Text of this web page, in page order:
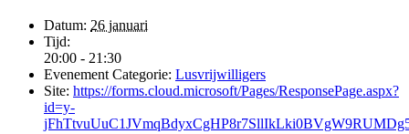
Datum: 26 januari
Tijd:
20:00 - 21:30
Evenement Categorie: Lusvrijwilligers
Site: https://forms.cloud.microsoft/Pages/ResponsePage.aspx?
id=y-